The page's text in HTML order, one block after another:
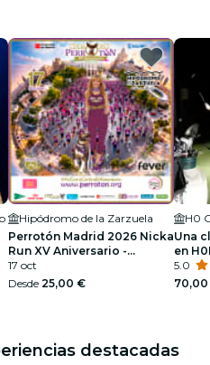
Hipódromo de la Zarzuela
Perrotón Madrid 2026 Nicka
Run XV Aniversario -
Hipódromo de la Zarzuela
de Madrid
17 oct
Desde 25,00 €
H0
Una
en
5.0
destacadas